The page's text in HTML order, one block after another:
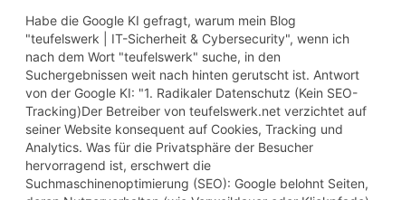
Habe die Google KI gefragt, warum mein Blog
"teufelswerk | IT-Sicherheit & Cybersecurity", wenn ich
nach dem Wort "teufelswerk" suche, in den
Suchergebnissen weit nach hinten gerutscht ist. Antwort
von der Google KI: "1. Radikaler Datenschutz (Kein SEO-
Tracking)Der Betreiber von teufelswerk.net verzichtet auf
seiner Website konsequent auf Cookies, Tracking und
Analytics. Was für die Privatsphäre der Besucher
hervorragend ist, erschwert die
Suchmaschinenoptimierung (SEO): Google belohnt Seiten,